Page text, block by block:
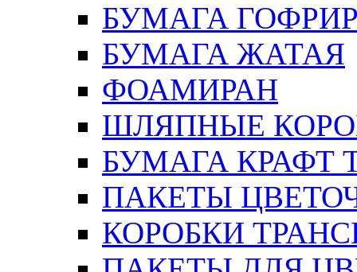
БУМАГА
БУМАГА ЖАТАЯ
ФОАМИРАН
ШЛЯПНЫЕ
БУМАГА КРАФТ
ПАКЕТЫ
КОРОБКИ